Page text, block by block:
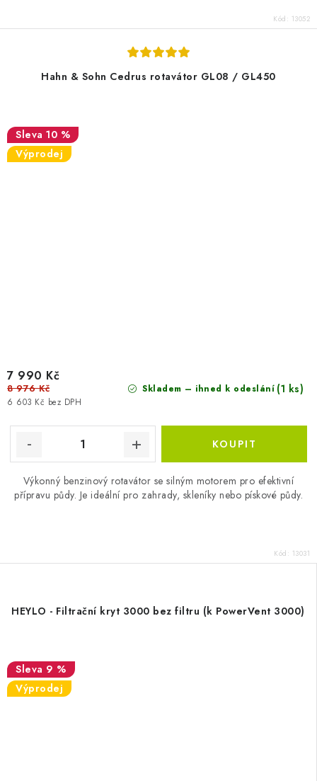
Kód: 13052
Hahn & Sohn Cedrus rotavátor GL08 / GL450
10 %
Výprodej
Skladem – ihned k odeslání (1 ks)
6 603 Kč bez DPH
7 990 Kč
8 976 Kč
Výkonný benzinový rotavátor se silným motorem pro efektivní
přípravu půdy. Je ideální pro zahrady, skleníky nebo pískové půdy.
Kód: 13031
HEYLO - Filtrační kryt 3000 bez filtru (k PowerVent 3000)
9 %
Výprodej